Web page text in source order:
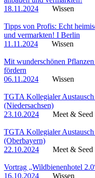
18.11.2024
Wissen
Tipps von Profis: Echt
und vermarkten! I Berlin
11.11.2024
Wissen
Mit wunderschönen
fördern
06.11.2024
Wissen
TGTA Kollegialer
(Niedersachsen)
23.10.2024
Meet & Seed
TGTA Kollegialer Austausch
(Oberbayern)
22.10.2024
Meet & Seed
Vortrag „Wildbienenhotel
16.10.2024
Wissen